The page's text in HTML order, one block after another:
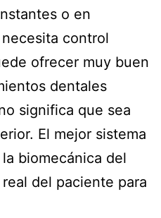
o en
control
ofrecer muy buen
dentales
significa que sea
El mejor sistema
biomecánica del
del paciente para